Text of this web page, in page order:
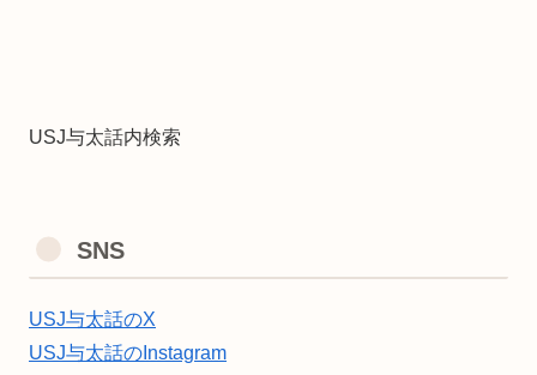
USJ与太話内検索
SNS
USJ与太話のX
USJ与太話のInstagram